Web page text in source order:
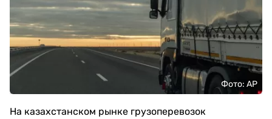
Фото: АР
На казахстанском рынке грузоперевозок